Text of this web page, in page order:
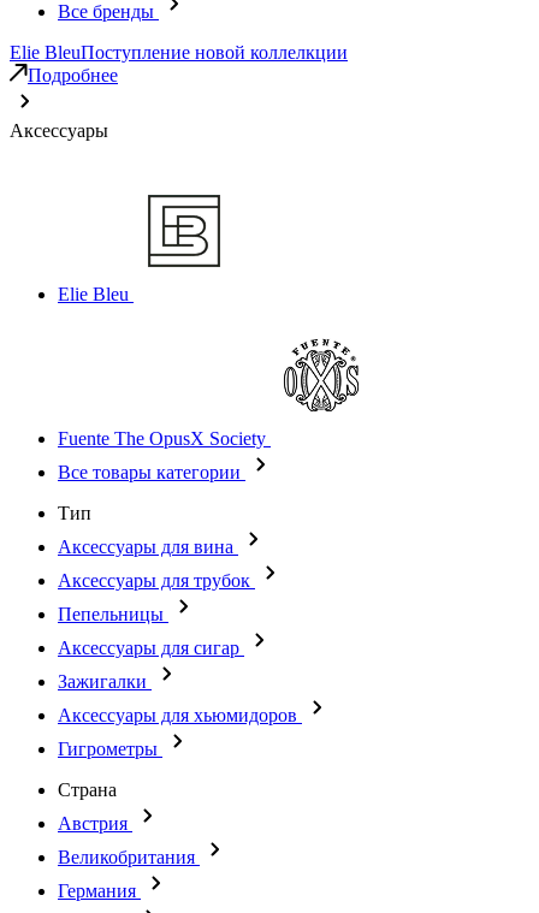
Все бренды
Elie BleuПоступление новой коллелкции
Подробнее
Аксессуары
Elie Bleu
Fuente The OpusX Society
Все товары категории
Тип
Аксессуары для вина
Аксессуары для трубок
Пепельницы
Аксессуары для сигар
Зажигалки
Аксессуары для хьюмидоров
Гигрометры
Страна
Австрия
Великобритания
Германия